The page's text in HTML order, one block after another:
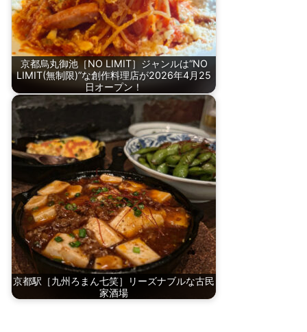
京都烏丸御池［NO LIMIT］ジャンルは“NO
LIMIT(無制限)”な創作料理店が2026年4月25
日オープン！
京都駅［九州ろまん七笑］リーズナブルな古民
家酒場